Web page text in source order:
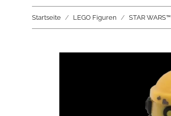
Startseite LEGO Figuren STAR WARS™